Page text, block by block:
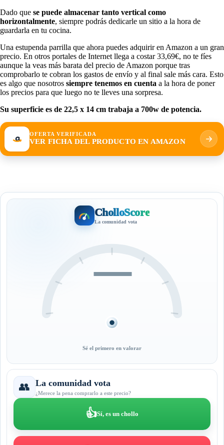
Dado que se puede almacenar tanto vertical como
horizontalmente, siempre podrás dedicarle un sitio a la hora de
guardarla en tu cocina.
Una estupenda parrilla que ahora puedes adquirir en Amazon a un gran
precio. En otros portales de Internet llega a costar 33,69€, no te fíes
aunque la veas más barata del precio de Amazon porque tras
comprobarlo te cobran los gastos de envío y al final sale más cara. Esto
es algo que nosotros siempre tenemos en cuenta a la hora de poner
los precios para que luego no te lleves una sorpresa.
Su superficie es de 22,5 x 14 cm trabaja a 700w de potencia.
OFERTA VERIFICADA
VER FICHA DEL PRODUCTO EN AMAZON
CholloScore
La comunidad vota
—
Sé el primero en valorar
👥 La comunidad vota
¿Merece la pena comprarlo a este precio?
👍Sí, es un chollo